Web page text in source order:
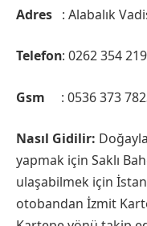
Adres : Alabalık
Telefon: 0262 354
Gsm : 0536 373
Nasıl Gidilir:
yapmak için Saklı
ulaşabilmek için
otobandan İzmit